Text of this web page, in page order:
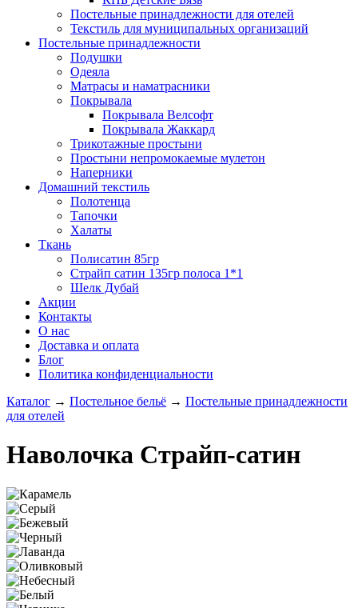
Постельные принадлежности для отелей
Текстиль для муниципальных организаций
Постельные принадлежности
Подушки
Одеяла
Матрасы и наматрасники
Покрывала
Покрывала Велсофт
Покрывала Жаккард
Трикотажные простыни
Простыни непромокаемые мулетон
Наперники
Домашний текстиль
Полотенца
Тапочки
Халаты
Ткань
Полисатин 85гр
Страйп сатин 135гр полоса 1*1
Шелк Дубай
Акции
Контакты
О нас
Доставка и оплата
Блог
Политика конфиденциальности
Каталог → Постельное бельё → Постельные принадлежности
для отелей
Наволочка Страйп-сатин